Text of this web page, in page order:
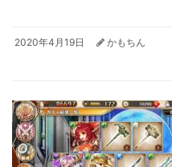
2020年4月19日 かもちん